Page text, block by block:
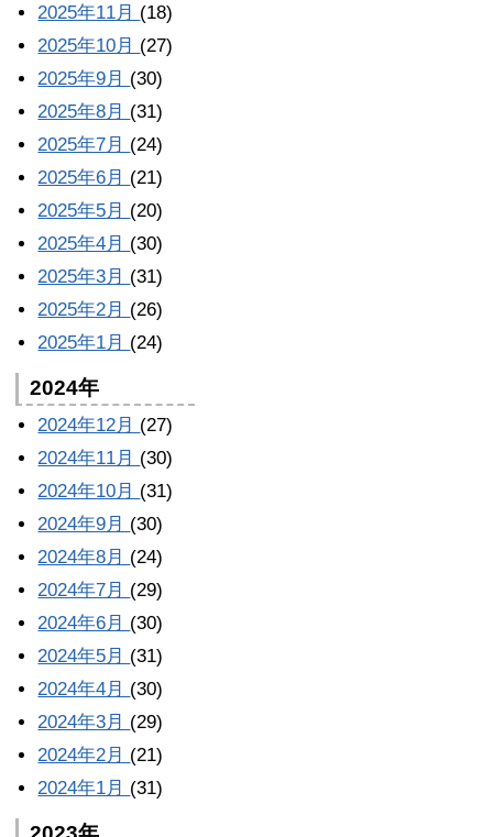
2025年11月 (18)
2025年10月 (27)
2025年9月 (30)
2025年8月 (31)
2025年7月 (24)
2025年6月 (21)
2025年5月 (20)
2025年4月 (30)
2025年3月 (31)
2025年2月 (26)
2025年1月 (24)
2024年
2024年12月 (27)
2024年11月 (30)
2024年10月 (31)
2024年9月 (30)
2024年8月 (24)
2024年7月 (29)
2024年6月 (30)
2024年5月 (31)
2024年4月 (30)
2024年3月 (29)
2024年2月 (21)
2024年1月 (31)